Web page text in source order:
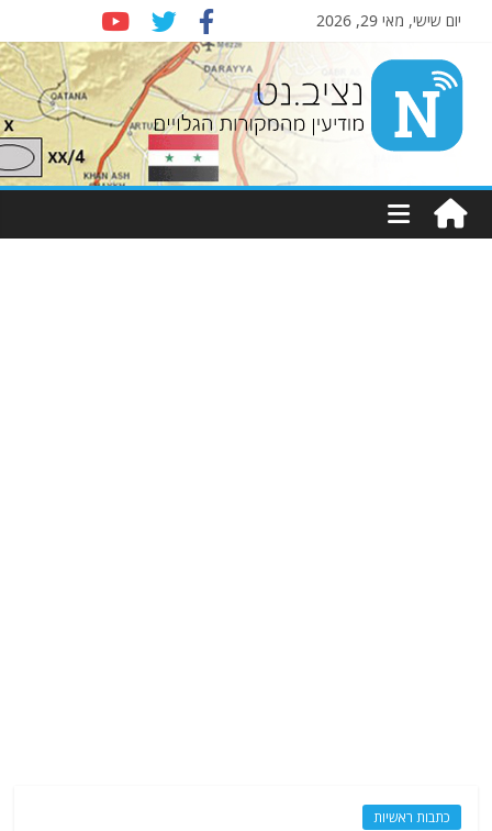
יום שישי, מאי 29, 2026
Nziv.net
מודיעין
מהמקורות
כתבות ראשיות